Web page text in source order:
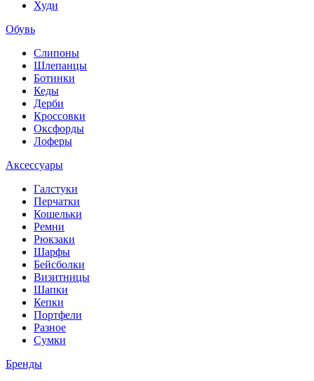
Худи
Обувь
Слипоны
Шлепанцы
Ботинки
Кеды
Дерби
Кроссовки
Оксфорды
Лоферы
Аксессуары
Галстуки
Перчатки
Кошельки
Ремни
Рюкзаки
Шарфы
Бейсболки
Визитницы
Шапки
Кепки
Портфели
Разное
Сумки
Бренды